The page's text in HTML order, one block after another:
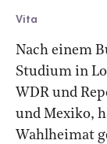
Vita
Nach einem
Studium in
WDR und
und Mexiko,
Wahlheimat